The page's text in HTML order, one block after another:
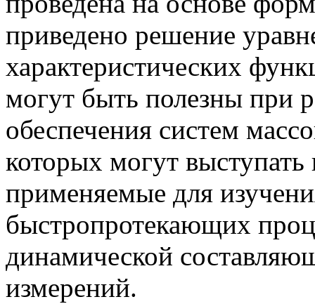
приведено решение
характеристических
могут быть полезны при
обеспечения систем
которых могут
применяемые для
быстропротекающих
динамической
измерений.